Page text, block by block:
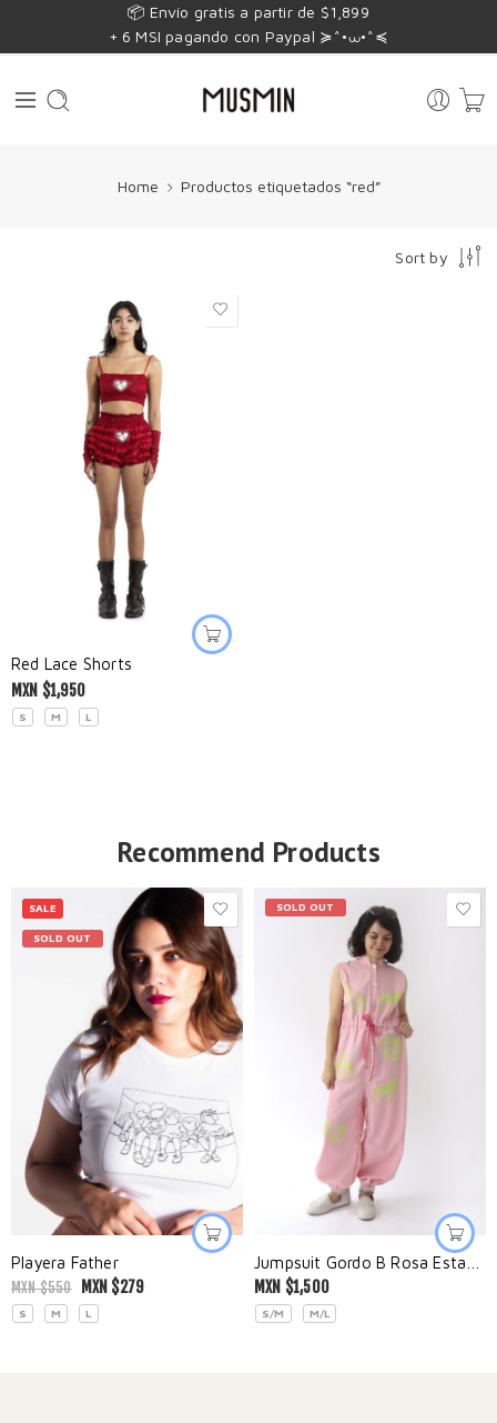
📦 Envío gratis a partir de $1,899
+ 6 MSI pagando con Paypal ≽^•⩊•^≼
Home Productos etiquetados “red”
Sort by
Red Lace Shorts
MXN $1,950
S M L
Recommend Products
SALE
SOLD OUT
Playera Father
MXN $550 MXN $279
S M L
SOLD OUT
MXN $1,500
S/M M/L